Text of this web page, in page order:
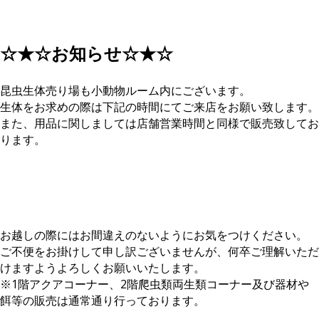
☆★☆お知らせ☆★☆
昆虫生体売り場も小動物ルーム内にございます。
生体をお求めの際は下記の時間にてご来店をお願い致します。
また、用品に関しましては店舗営業時間と同様で販売致してお
ります。
お越しの際にはお間違えのないようにお気をつけください。
ご不便をお掛けして申し訳ございませんが、何卒ご理解いただ
けますようよろしくお願いいたします。
※1階アクアコーナー、2階爬虫類両生類コーナー及び器材や
餌等の販売は通常通り行っております。